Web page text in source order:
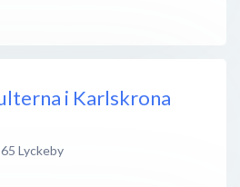
i Karlskrona
Lyckeby